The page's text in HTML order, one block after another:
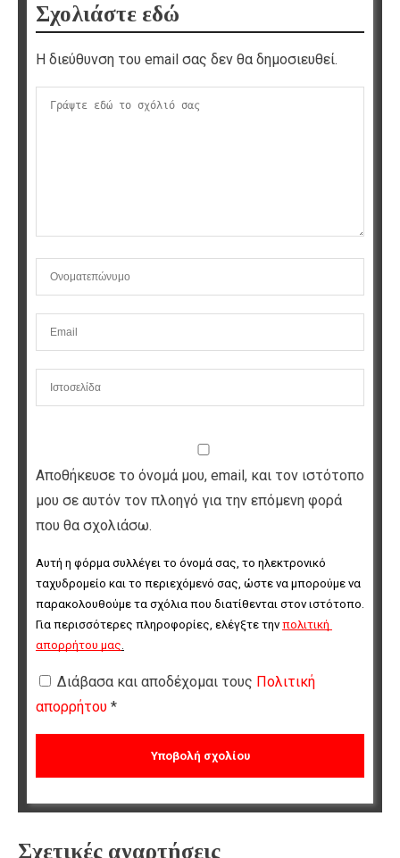
Σχολιάστε εδώ
Η διεύθυνση του email σας δεν θα δημοσιευθεί.
Αποθήκευσε το όνομά μου, email, και τον ιστότοπο
μου σε αυτόν τον πλοηγό για την επόμενη φορά
που θα σχολιάσω.
Αυτή η φόρμα συλλέγει το όνομά σας, το ηλεκτρονικό
ταχυδρομείο και το περιεχόμενό σας, ώστε να μπορούμε να
παρακολουθούμε τα σχόλια που διατίθενται στον ιστότοπο.
Για περισσότερες πληροφορίες, ελέγξτε την πολιτική
απορρήτου μας
Διάβασα και αποδέχομαι τους Πολιτική
απορρήτου *
Σχετικές αναρτήσεις